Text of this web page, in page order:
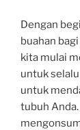
Dengan
buahan
kita mulai
untuk
untuk
tubuh